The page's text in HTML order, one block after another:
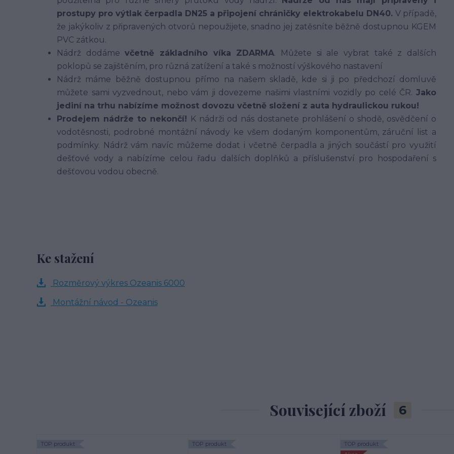
prostupy pro výtlak čerpadla DN25 a připojení chráničky elektrokabelu DN40. V případě,
že jakýkoliv z připravených otvorů nepoužijete, snadno jej zatěsníte běžně dostupnou KGEM
PVC zátkou.
Nádrž dodámevčetně základního víka ZDARMA. Můžete si ale vybrat také z dalších
poklopů se zajištěním, pro různá zatížení a také s možností výškového nastavení
Nádrž máme běžně dostupnou přímo na našem skladě, kde si ji po předchozí domluvě
můžete sami vyzvednout, nebo vám ji dovezeme našimi vlastními vozidly po celé ČR. Jako
jediní na trhu nabízíme možnost dovozu včetně složení z auta hydraulickou rukou!
Prodejem nádrže to nekončí! K nádrži od nás dostanete prohlášení o shodě, osvědčení o
vodotěsnosti, podrobné montážní návody ke všem dodaným komponentům, záruční list a
podmínky. Nádrž vám navíc můžeme dodat i včetně čerpadla a jiných součástí pro využití
dešťové vody a nabízíme celou řadu dalších doplňků a příslušenství pro hospodaření s
dešťovou vodou obecně.
Ke stažení
Rozměrový výkres Ozeanis 6000
Montážní návod - Ozeanis
Související zboží 6
TOP produkt TOP produkt
TOP produkt